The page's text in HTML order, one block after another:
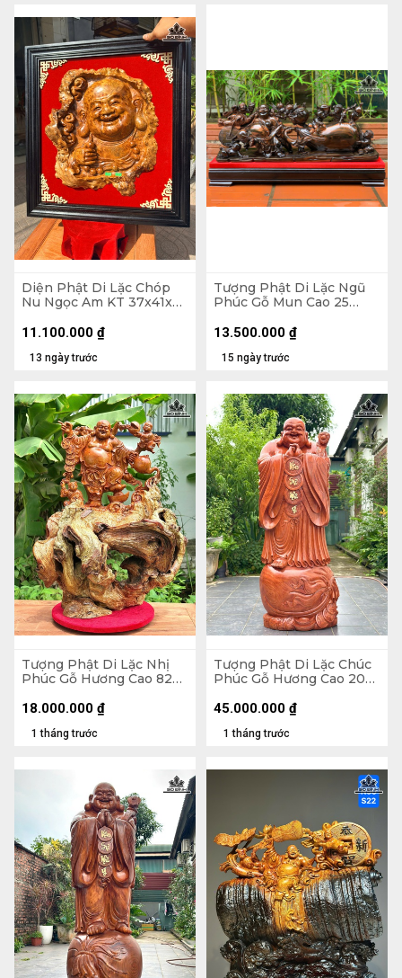
Diện Phật Di Lặc Chóp
Nu Ngọc Am KT 37x41x7
13 ngày trước
11.100.000 ₫
Tượng Phật Di Lặc Ngũ
Phúc Gỗ Mun Cao 25
15 ngày trước
13.500.000 ₫
Tượng Phật Di Lặc Nhị
Phúc Gỗ Hương Cao 82
1 tháng trước
18.000.000 ₫
Tượng Phật Di Lặc Chúc
Phúc Gỗ Hương Cao 200
1 tháng trước
45.000.000 ₫